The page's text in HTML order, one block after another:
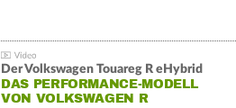
Der Volkswagen Touareg R eHybrid
DAS PERFORMANCE-MODELL
VON VOLKSWAGEN R